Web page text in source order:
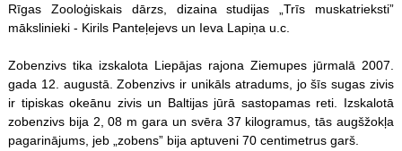
Rīgas Zooloģiskais dārzs, dizaina studijas „Trīs muskatrieksti”
mākslinieki - Kirils Panteļejevs un Ieva Lapiņa u.c.
Zobenzivs tika izskalota Liepājas rajona Ziemupes jūrmalā 2007.
gada 12. augustā. Zobenzivs ir unikāls atradums, jo šīs sugas zivis
ir tipiskas okeānu zivis un Baltijas jūrā sastopamas reti. Izskalotā
zobenzivs bija 2, 08 m gara un svēra 37 kilogramus, tās augšžokļa
pagarinājums, jeb „zobens” bija aptuveni 70 centimetrus garš.